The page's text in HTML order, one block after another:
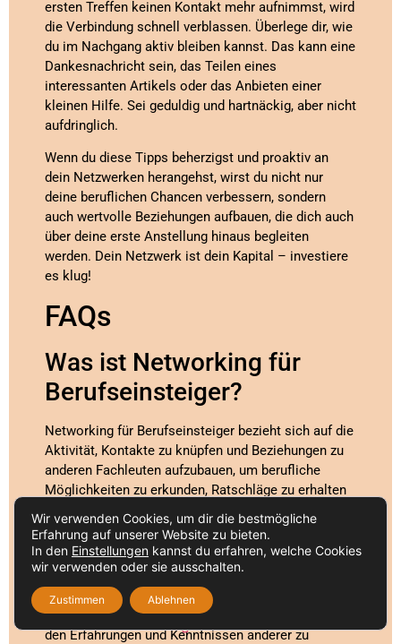
ersten Treffen keinen Kontakt mehr aufnimmst, wird
die Verbindung schnell verblassen. Überlege dir, wie
du im Nachgang aktiv bleiben kannst. Das kann eine
Dankesnachricht sein, das Teilen eines
interessanten Artikels oder das Anbieten einer
kleinen Hilfe. Sei geduldig und hartnäckig, aber nicht
aufdringlich.
Wenn du diese Tipps beherzigst und proaktiv an
dein Netzwerken herangehst, wirst du nicht nur
deine beruflichen Chancen verbessern, sondern
auch wertvolle Beziehungen aufbauen, die dich auch
über deine erste Anstellung hinaus begleiten
werden. Dein Netzwerk ist dein Kapital – investiere
es klug!
FAQs
Was ist Networking für
Berufseinsteiger?
Networking für Berufseinsteiger bezieht sich auf die
Aktivität, Kontakte zu knüpfen und Beziehungen zu
anderen Fachleuten aufzubauen, um berufliche
Möglichkeiten zu erkunden, Ratschläge zu erhalten
und potenzielle Mentoren zu finden.
Warum ist Networking für
Berufseinsteiger wichtig?
Networking ist wichtig, weil es dir ermöglicht, von
den Erfahrungen und Kenntnissen anderer zu
Wir verwenden Cookies, um dir die bestmögliche
Erfahrung auf unserer Website zu bieten.
In den Einstellungen kannst du erfahren, welche Cookies
wir verwenden oder sie ausschalten.
Zustimmen Ablehnen